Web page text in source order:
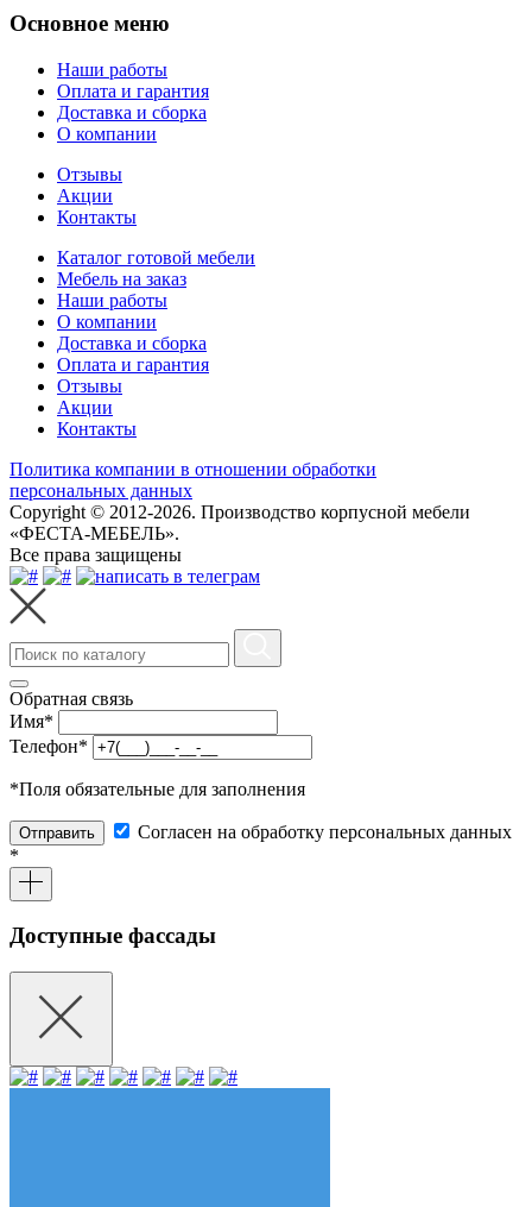
Основное меню
Наши работы
Оплата и гарантия
Доставка и сборка
О компании
Отзывы
Акции
Контакты
Каталог готовой мебели
Мебель на заказ
Наши работы
О компании
Доставка и сборка
Оплата и гарантия
Отзывы
Акции
Контакты
Политика компании в отношении обработки
персональных данных
Copyright © 2012-2026. Производство корпусной мебели
«ФЕСТА-МЕБЕЛЬ».
Все права защищены
Обратная связь
Имя*
Телефон*
*Поля обязательные для заполнения
Отправить
Согласен на обработку персональных данных
*
Доступные фассады